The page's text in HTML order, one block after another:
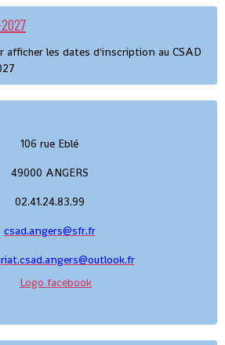
afficher les dates d'inscription au CSAD
106 rue Eblé
49000 ANGERS
02.41.24.83.99
csad.angers@sfr.fr